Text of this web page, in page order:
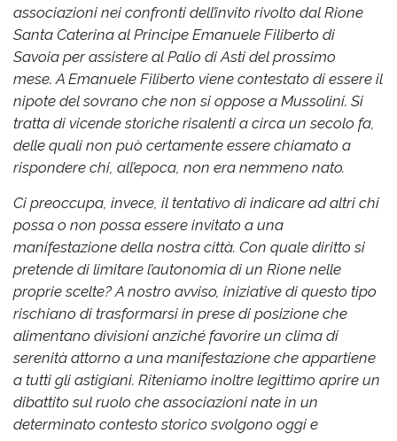
associazioni nei confronti dell’invito rivolto dal Rione
Santa Caterina al Principe Emanuele Filiberto di
Savoia per assistere al Palio di Asti del prossimo
mese. A Emanuele Filiberto viene contestato di essere il
nipote del sovrano che non si oppose a Mussolini. Si
tratta di vicende storiche risalenti a circa un secolo fa,
delle quali non può certamente essere chiamato a
rispondere chi, all’epoca, non era nemmeno nato.
Ci preoccupa, invece, il tentativo di indicare ad altri chi
possa o non possa essere invitato a una
manifestazione della nostra città. Con quale diritto si
pretende di limitare l’autonomia di un Rione nelle
proprie scelte? A nostro avviso, iniziative di questo tipo
rischiano di trasformarsi in prese di posizione che
alimentano divisioni anziché favorire un clima di
serenità attorno a una manifestazione che appartiene
a tutti gli astigiani. Riteniamo inoltre legittimo aprire un
dibattito sul ruolo che associazioni nate in un
determinato contesto storico svolgono oggi e